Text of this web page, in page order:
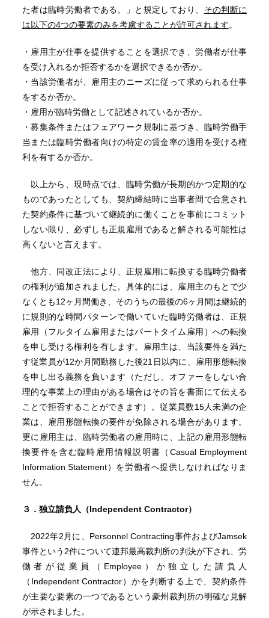
た者は臨時労働者である。」と規定しており、 その判断に
は以下の4つの要素のみを考慮することが許可されます。
・雇用主が仕事を提供することを選択でき、労働者が仕事
を受け入れるか拒否するかを選択できるか否か。
・当該労働者が、雇用主のニーズに従って求められる仕事
をするか否か。
・雇用が臨時労働として記述されているか否か。
・募集条件またはフェアワーク規制に基づき、臨時労働手
当または臨時労働者向けの特定の賃金率の適用を受ける権
利を有するか否か。
以上から、現時点では、臨時労働が長期的かつ定期的な
ものであったとしても、契約締結時に当事者間で合意され
た契約条件に基づいて継続的に働くことを事前にコミット
しない限り、必ずしも正規雇用であると解される可能性は
高くないと言えます。
他方、同改正法により、正規雇用に転換する臨時労働者
の権利が追加されました。具体的には、雇用主のもとで少
なくとも12ヶ月間働き、そのうちの最後の6ヶ月間は継続的
に規則的な時間パターンで働いていた臨時労働者は、正規
雇用（フルタイム雇用またはパートタイム雇用）への転換
を申し受ける権利を有します。雇用主は、当該要件を満た
す従業員が12か月間勤務した後21日以内に、雇用形態転換
を申し出る義務を負います（ただし、オファーをしない合
理的な事業上の理由がある場合はその旨を書面にて伝える
ことで拒否することができます）。従業員数15人未満の企
業は、雇用形態転換の要件が免除される場合があります。
更に雇用主は、臨時労働者の雇用時に、上記の雇用形態転
換要件を含む臨時雇用情報説明書（Casual Employment
Information Statement）を労働者へ提供しなければなりま
せん。
３．独立請負人（Independent Contractor）
2022年2月に、Personnel Contracting事件およびJamsek
事件という2件について連邦最高裁判所の判決が下され、労
働者が従業員（Employee）か独立した請負人
（Independent Contractor）かを判断する上で、契約条件
が主要な要素の一つであるという豪州裁判所の明確な見解
が示されました。